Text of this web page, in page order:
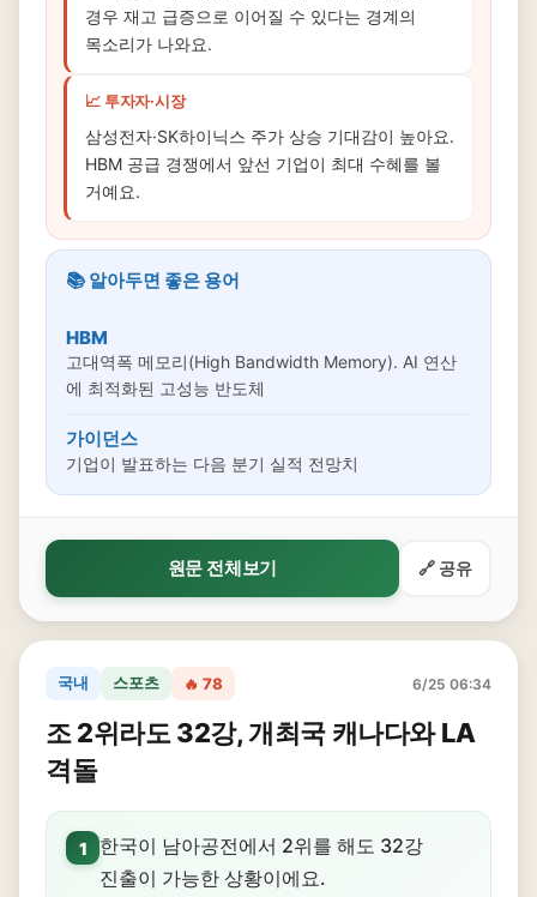
경우 재고 급증으로 이어질 수 있다는 경계의
목소리가 나와요.
📈 투자자·시장
삼성전자·SK하이닉스 주가 상승 기대감이 높아요.
HBM 공급 경쟁에서 앞선 기업이 최대 수혜를 볼
거예요.
📚 알아두면 좋은 용어
HBM
고대역폭 메모리(High Bandwidth Memory). AI 연산
에 최적화된 고성능 반도체
가이던스
기업이 발표하는 다음 분기 실적 전망치
원문 전체보기 🔗 공유
국내 스포츠 🔥 78 6/25 06:34
조 2위라도 32강, 개최국 캐나다와 LA
격돌
1
한국이 남아공전에서 2위를 해도 32강
진출이 가능한 상황이에요.